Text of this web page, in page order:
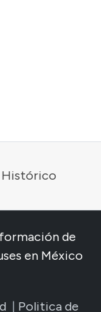
Histórico
de
en México
| Politica de